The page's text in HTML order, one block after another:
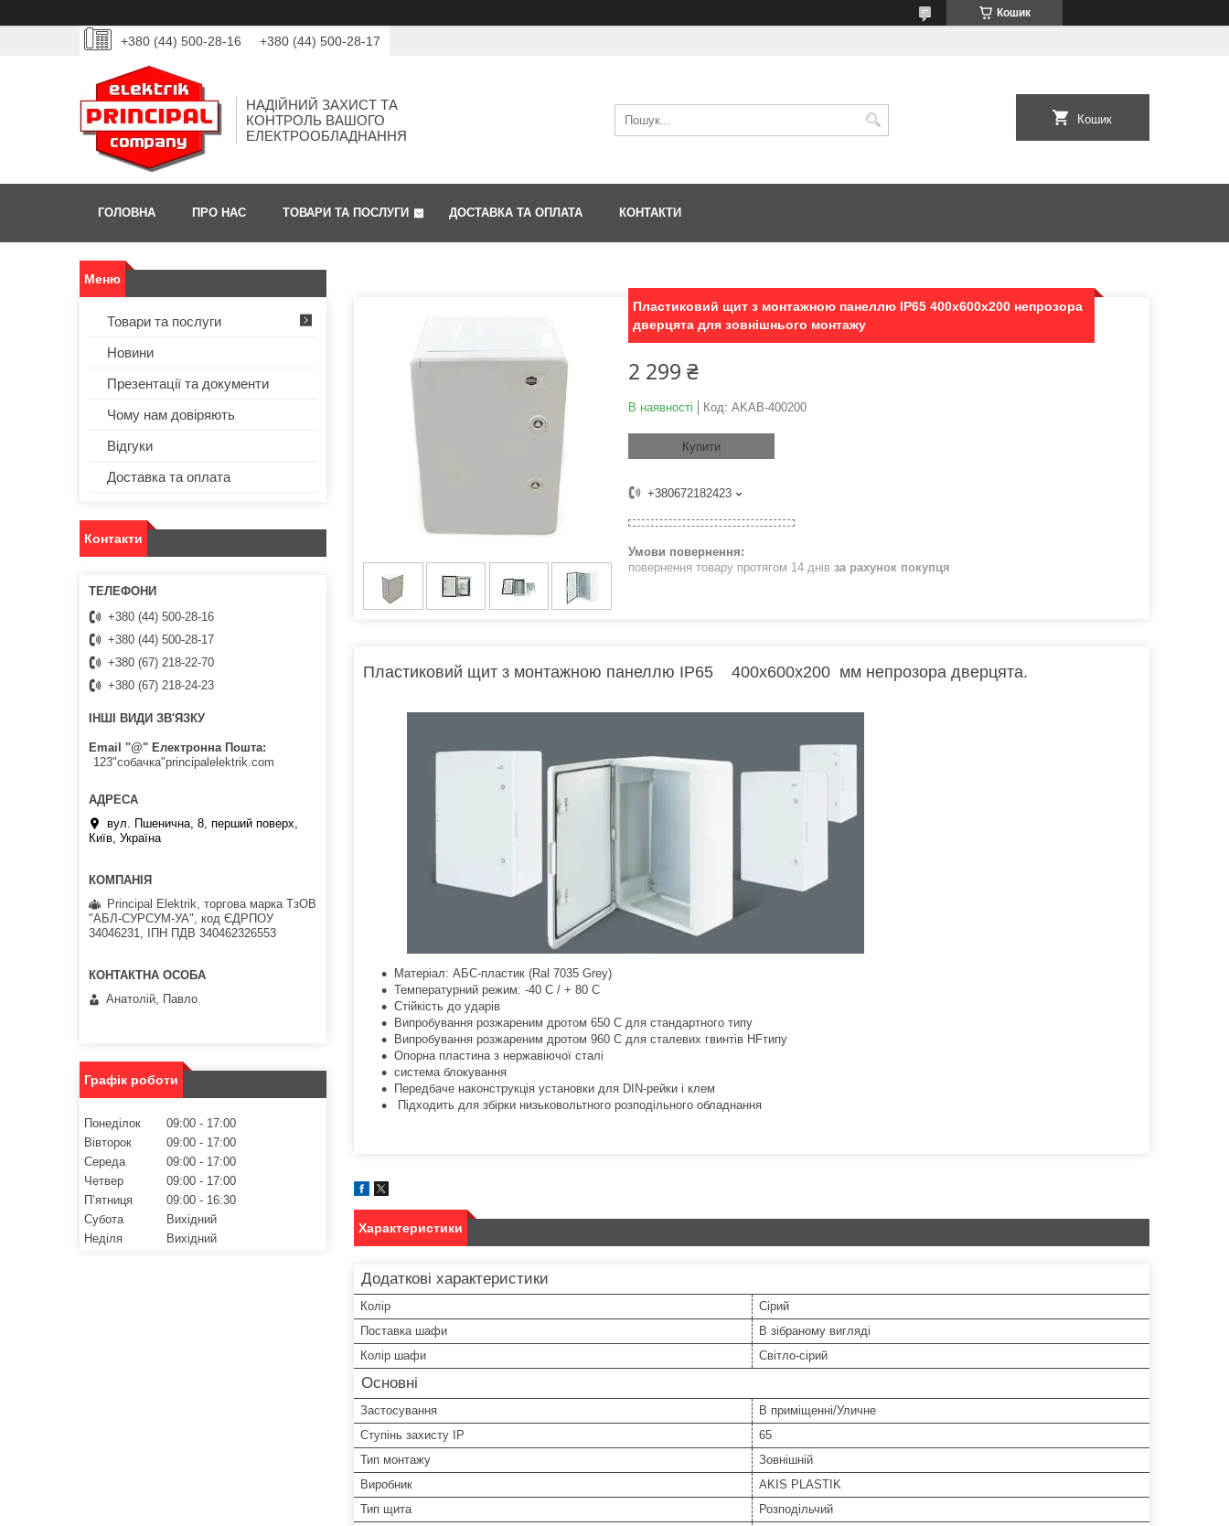
Кошик
+380 (44) 500-28-16 +380 (44) 500-28-17
НАДІЙНИЙ ЗАХИСТ ТА
КОНТРОЛЬ ВАШОГО
ЕЛЕКТРООБЛАДНАННЯ
Кошик
ГОЛОВНА ПРО НАС ТОВАРИ ТА ПОСЛУГИ ДОСТАВКА ТА ОПЛАТА КОНТАКТИ
Пластиковий щит з монтажною панеллю IP65 400х600х200 непрозора
дверцята для зовнішнього монтажу
2 299 ₴
В наявності Код: AKAB-400200
Купити
+380672182423
повернення товару протягом 14 днів за рахунок покупця
Пластиковий щит з монтажною панеллю IP65 400х600х200 мм непрозора дверцята.
Матеріал: АБС-пластик (Ral 7035 Grey)
Температурний режим: -40 C / + 80 C
Стійкість до ударів
Випробування розжареним дротом 650 C для стандартного типу
Випробування розжареним дротом 960 C для сталевих гвинтів HFтипу
Опорна пластина з нержавіючої сталі
система блокування
Передбаче наконструкція установки для DIN-рейки і клем
Підходить для збірки низьковольтного розподільного обладнання
Характеристики
Додаткові характеристики
Колір
Сірий
Поставка шафи
В зібраному вигляді
Колір шафи
Світло-сірий
Основні
Застосування
В приміщенні/Уличне
Ступінь захисту IP
65
Тип монтажу
Зовнішній
Виробник
AKIS PLASTIK
Тип щита
Розподільчий
Товари та послуги
Новини
Презентації та документи
Чому нам довіряють
Відгуки
Доставка та оплата
Контакти
+380 (44) 500-28-16
+380 (44) 500-28-17
+380 (67) 218-22-70
+380 (67) 218-24-23
ІНШІ ВИДИ ЗВ'ЯЗКУ
Email "@" Електронна Пошта
123"собачка"principalelektrik.com
вул. Пшенична, 8, перший поверх,
Київ, Україна
Principal Elektrik, торгова марка ТзОВ
"АБЛ-СУРСУМ-УА", код ЄДРПОУ
34046231, ІПН ПДВ 340462326553
Анатолій, Павло
Графік роботи
Понеділок 09:00
17:00
Вівторок
09:00
17:00
Середа
09:00
17:00
Четвер
09:00
17:00
Пʼятниця
09:00
16:30
Субота
Вихідний
Неділя
Вихідний